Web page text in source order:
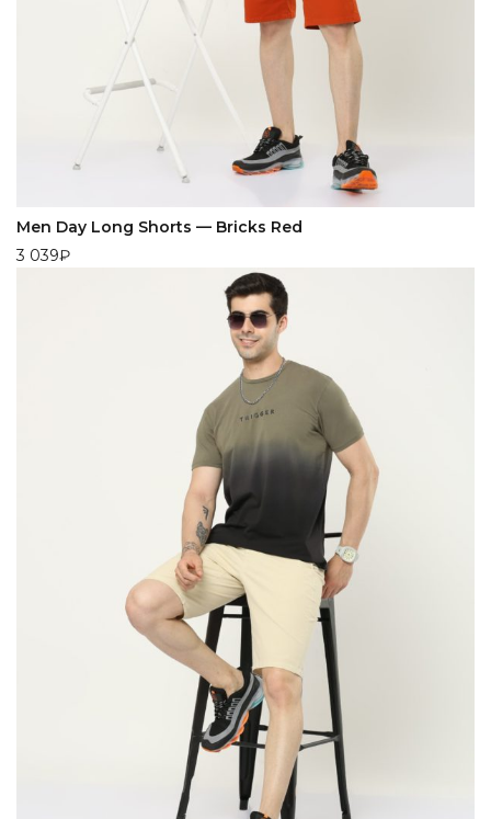
Men Day Long Shorts — Bricks Red
3 039₽